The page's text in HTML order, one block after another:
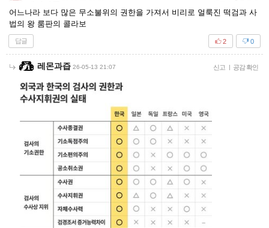
어느나라 보다 많은 무소불위의 권한을 가져서 비리로 얼룩진 떡검과 사
법의 왕 룸판의 콜라보
답글 0
2
레몬과즙 26-05-13 21:07 신고 | 공감 확인